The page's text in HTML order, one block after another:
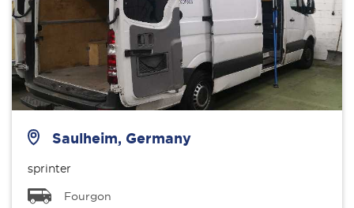
Saulheim, Germany
sprinter
Fourgon